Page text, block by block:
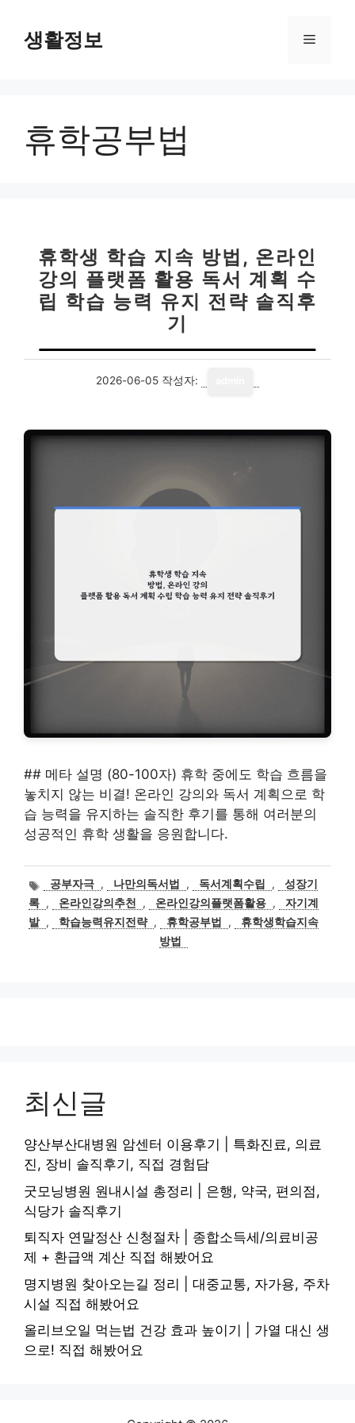
생활정보 메
휴학공부법
휴학생 학습 지속 방법, 온라인
강의 플랫폼 활용 독서 계획 수
립 학습 능력 유지 전략 솔직후
기
2026-06-05 작성자:
## 메타 설명 (80-100자) 휴학 중에도 학습 흐름을
놓치지 않는 비결! 온라인 강의와 독서 계획으로 학
습 능력을 유지하는 솔직한 후기를 통해 여러분의
성공적인 휴학 생활을 응원합니다.
태공부자극 , 나만의독서법 , 독서계획수립 ,
성장기
록 , 온라인강의추천 , 온라인강의플랫폼활용 ,
자기계
발 , 학습능력유지전략 , 휴학공부법 ,
휴학생학습지속
방법
최신글
양산부산대병원 암센터 이용후기 | 특화진료, 의료
진, 장비 솔직후기, 직접 경험담
굿모닝병원 원내시설 총정리 | 은행, 약국, 편의점,
식당가 솔직후기
퇴직자 연말정산 신청절차 | 종합소득세/의료비공
제 + 환급액 계산 직접 해봤어요
명지병원 찾아오는길 정리 | 대중교통, 자가용, 주차
시설 직접 해봤어요
올리브오일 먹는법 건강 효과 높이기 | 가열 대신 생
으로! 직접 해봤어요